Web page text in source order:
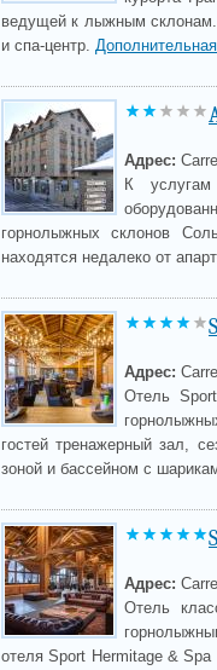
ведущей к лыжным склонам.
и спа-центр.
Адрес:
К услугам
горнолыжных склонов
находятся недалеко от
Адрес:
Отель
гостей тренажерный зал,
зоной и бассейном с
Адрес:
Отель
отеля Sport Hermitage &